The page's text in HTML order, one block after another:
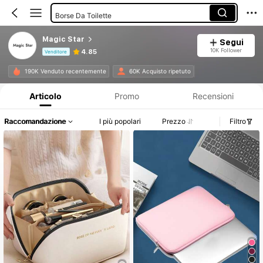
Borse Da Toilette
Borsa Per Laptop
Contenitori Da Viaggio
Magic Star
Venditore 4.85
Segui
10K Follower
190K Venduto recentemente 60K Acquisto ripetuto
Articolo Promo Recensioni
Raccomandazione I più popolari Prezzo Filtro